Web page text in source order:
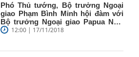
Phó Thủ tướng, Bộ trưởng Ngoại
giao Phạm Bình Minh hội đàm với
Bộ trưởng Ngoại giao Papua New
Guinea12:00 | 17/11/2018